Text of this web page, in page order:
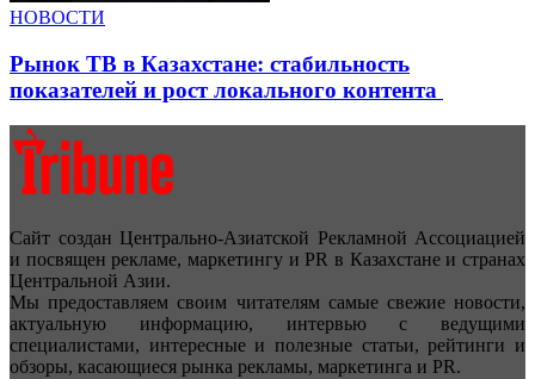
НОВОСТИ
Рынок ТВ в Казахстане: стабильность
показателей и рост локального контента
Сайт создан Центрально-Азиатской Рекламной Ассоциацией
и посвящен рекламе, маркетингу и PR в Казахстане и странах
Центральной Азии.
Мы предоставляем своим читателям самые свежие новости,
актуальную информацию, интервью с ведущими
специалистами, интересные и полезные статьи, рейтинги и
обзоры, касающиеся рынка рекламы, маркетинга и PR.